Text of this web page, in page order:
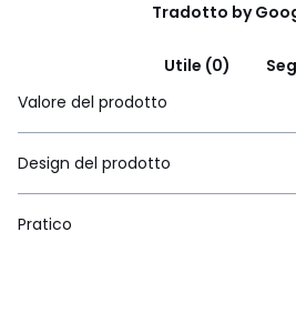
Tradotto by
Utile (0)
Valore del prodotto
Design del prodotto
Pratico